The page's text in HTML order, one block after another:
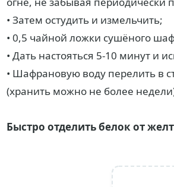
• Затем остудить и измельчить;
• 0,5 чайной ложки сушёного
• Дать настояться 5-10 минут и
• Шафрановую воду перелить в
(хранить можно не более
Быстро отделить белок от